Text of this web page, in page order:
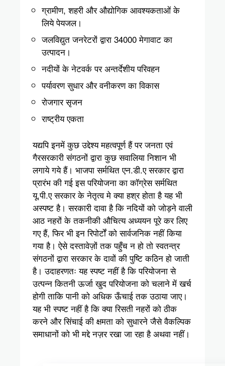
ग्रामीण, शहरी और औद्योगिक आवश्यकताओं के
लिये पेयजल।
जलविद्युत जनरेटरों द्वारा 34000 मेगावाट का
उत्पादन।
नदीयों के नेटवर्क पर अन्तर्देशीय परिवहन
पर्यावरण सुधार और वनीकरण का विकास
रोजगार सृजन
राष्ट्रीय एकता
यद्यपि इनमें कुछ उद्देश्य महत्वपूर्ण हैं पर जनता एवं
गैरसरकारी संगठनों द्वारा कुछ सवालिया निशान भी
लगाये गये हैं। भाजपा सर्मथित एन.डी.ए सरकार द्वारा
प्रारंभ की गई इस परियोजना का कॉग्रेस सर्मथित
यू.पी.ए सरकार के नेतृत्व मे क्या हश्र होता है यह भी
अस्पष्ट है। सरकारी दावा है कि नदियों को जोड़ने वाली
आठ नहरों के तकनीकी औचित्य अध्ययन पूरे कर लिए
गए हैं, फिर भी इन रिपोर्टों को सार्वजनिक नहीं किया
गया है। ऐसे दस्तावेज़ों तक पहुँच न हो तो स्वतन्त्र
संगठनों द्वारा सरकार के दावों की पुष्टि कठिन हो जाती
है। उदाहरणतः यह स्पष्ट नहीं है कि परियोजना से
उत्पन्न कितनी ऊर्जा खुद परियोजना को चलाने में खर्च
होगी ताकि पानी को अधिक ऊँचाई तक उठाया जाए।
यह भी स्पष्ट नहीं है कि क्या रिसती नहरों को ठीक
करने और सिंचाई की क्षमता को सुधारने जैसे वैकल्पिक
समाधानों को भी मद्दे नज़र रखा जा रहा है अथवा नहीं।